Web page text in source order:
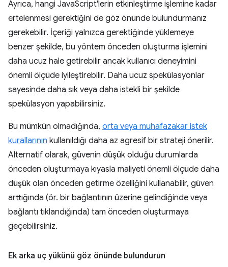
Ayrıca, hangi JavaScript'lerin etkinleştirme işlemine kadar
ertelenmesi gerektiğini de göz önünde bulundurmanız
gerekebilir. İçeriği yalnızca gerektiğinde yüklemeye
benzer şekilde, bu yöntem önceden oluşturma işlemini
daha ucuz hale getirebilir ancak kullanıcı deneyimini
önemli ölçüde iyileştirebilir. Daha ucuz spekülasyonlar
sayesinde daha sık veya daha istekli bir şekilde
spekülasyon yapabilirsiniz.
Bu mümkün olmadığında, orta veya muhafazakar istek
kurallarının kullanıldığı daha az agresif bir strateji önerilir.
Alternatif olarak, güvenin düşük olduğu durumlarda
önceden oluşturmaya kıyasla maliyeti önemli ölçüde daha
düşük olan önceden getirme özelliğini kullanabilir, güven
arttığında (ör. bir bağlantının üzerine gelindiğinde veya
bağlantı tıklandığında) tam önceden oluşturmaya
geçebilirsiniz.
Ek arka uç yükünü göz önünde bulundurun